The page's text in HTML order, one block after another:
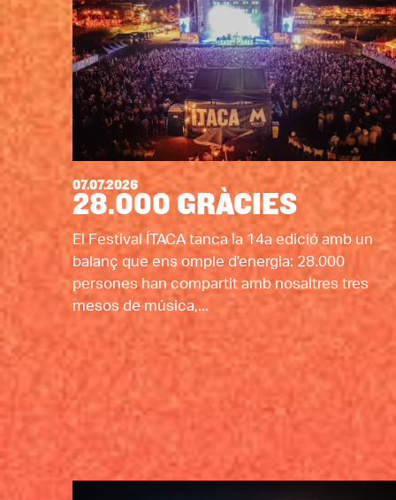
07.07.2026
28.000 GRÀCIES
El Festival ÍTACA tanca la 14a edició amb un
balanç que ens omple d'energia: 28.000
persones han compartit amb nosaltres tres
mesos de música,...